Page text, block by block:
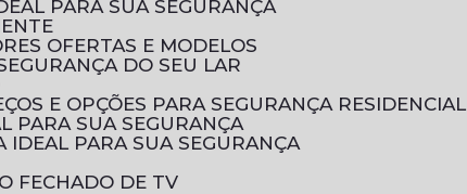
PARA SUA SEGURANÇA
OFERTAS E MODELOS
DO SEU LAR
E OPÇÕES PARA SEGURANÇA RESIDENCIAL
PARA SUA SEGURANÇA
IDEAL PARA SUA SEGURANÇA
FECHADO DE TV